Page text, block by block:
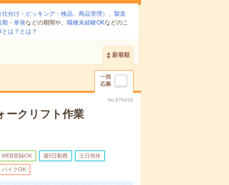
分け・ピッキング・検品、商品管理） 、 製造
期 ・ 単発などの期間や、 職種未経験OKなどのこ
は？とは？
新着順
一括
応募
No.876459
ークリフト作業
WEB登録OK 週5日勤務 土日祝休
バイクOK